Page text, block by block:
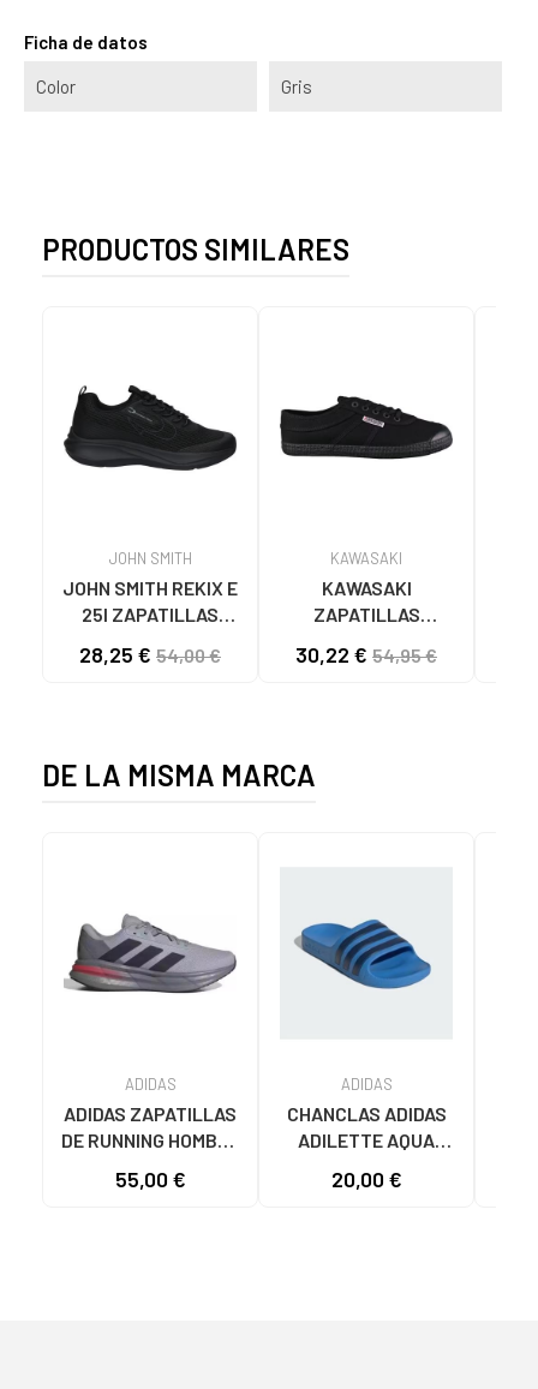
Ficha de datos
Color Gris
PRODUCTOS SIMILARES
JOHN SMITH
JOHN SMITH REKIX E
25I ZAPATILLAS
NEGRO NEGRO
28,25 € 54,00 €
KAWASAKI
KAWASAKI
ZAPATILLAS
CANVAS K192495
30,22 € 54,95 €
DE LA MISMA MARCA
ADIDAS
ADIDAS ZAPATILLAS
DE RUNNING HOMBRE
GRIS VARIOS
55,00 €
ADIDAS
CHANCLAS ADIDAS
ADILETTE AQUA
AZUL AZUL
20,00 €